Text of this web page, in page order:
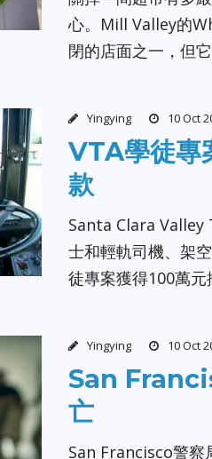
心。Mill Valley的
閉的店面之一，但
Yingying 10 Oct
VTA學徒專
款
Santa Clara
士和輕軌司機、架
徒專案獲得100萬元
Yingying 10 Oct
San
亡
San Francisco警察